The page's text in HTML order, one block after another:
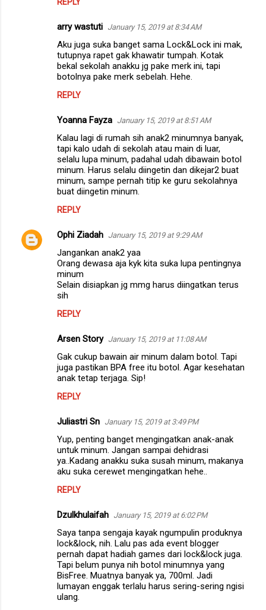
arry wastuti January 15, 2019 at 8:34 AM
Aku juga suka banget sama Lock&Lock ini mak,
tutupnya rapet gak khawatir tumpah. Kotak
bekal sekolah anakku jg pake merk ini, tapi
botolnya pake merk sebelah. Hehe.
REPLY
Yoanna Fayza January 15, 2019 at 8:51 AM
Kalau lagi di rumah sih anak2 minumnya banyak,
tapi kalo udah di sekolah atau main di luar,
selalu lupa minum, padahal udah dibawain botol
minum. Harus selalu diingetin dan dikejar2 buat
minum, sampe pernah titip ke guru sekolahnya
buat diingetin minum.
REPLY
Ophi Ziadah January 15, 2019 at 9:29 AM
Jangankan anak2 yaa
Orang dewasa aja kyk kita suka lupa pentingnya
minum
Selain disiapkan jg mmg harus diingatkan terus
sih
REPLY
Arsen Story January 15, 2019 at 11:08 AM
Gak cukup bawain air minum dalam botol. Tapi
juga pastikan BPA free itu botol. Agar kesehatan
anak tetap terjaga. Sip!
REPLY
Juliastri Sn January 15, 2019 at 3:49 PM
Yup, penting banget mengingatkan anak-anak
untuk minum. Jangan sampai dehidrasi
ya..Kadang anakku suka susah minum, makanya
aku suka cerewet mengingatkan hehe..
REPLY
Dzulkhulaifah January 15, 2019 at 6:02 PM
Saya tanpa sengaja kayak ngumpulin produknya
lock&lock, nih. Lalu pas ada event blogger
pernah dapat hadiah games dari lock&lock juga.
Tapi belum punya nih botol minumnya yang
BisFree. Muatnya banyak ya, 700ml. Jadi
lumayan enggak terlalu harus sering-sering ngisi
ulang.